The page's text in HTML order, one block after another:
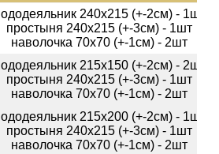
240х215 (+-2см) - 1шт
простыня 240х215 (+-3см) - 1шт
наволочка 70х70 (+-1см) - 2шт
215х150 (+-2см) - 2шт
простыня 240х215 (+-3см) - 1шт
наволочка 70х70 (+-1см) - 2шт
215х200 (+-2см) - 1шт
простыня 240х215 (+-3см) - 1шт
наволочка 70х70 (+-1см) - 2шт